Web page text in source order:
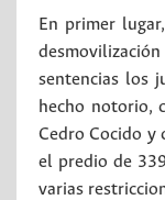
En primer
sentencias los
hecho notorio,
Cedro Cocido y
el predio de
varias